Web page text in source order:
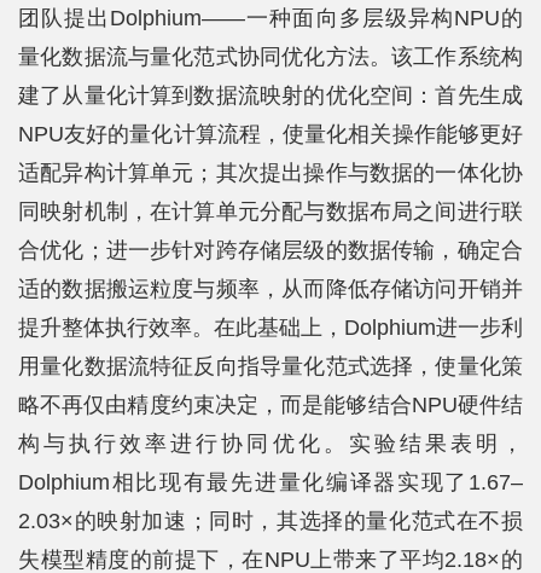
团队提出Dolphium——一种面向多层级异构NPU的
量化数据流与量化范式协同优化方法。该工作系统构
建了从量化计算到数据流映射的优化空间：首先生成
NPU友好的量化计算流程，使量化相关操作能够更好
适配异构计算单元；其次提出操作与数据的一体化协
同映射机制，在计算单元分配与数据布局之间进行联
合优化；进一步针对跨存储层级的数据传输，确定合
适的数据搬运粒度与频率，从而降低存储访问开销并
提升整体执行效率。在此基础上，Dolphium进一步利
用量化数据流特征反向指导量化范式选择，使量化策
略不再仅由精度约束决定，而是能够结合NPU硬件结
构与执行效率进行协同优化。实验结果表明，
Dolphium相比现有最先进量化编译器实现了1.67–
2.03×的映射加速；同时，其选择的量化范式在不损
失模型精度的前提下，在NPU上带来了平均2.18×的